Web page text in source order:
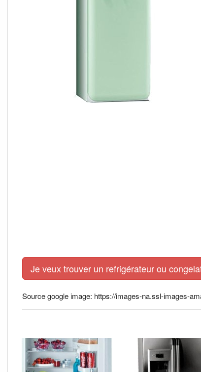
Je veux trouver un refrigérateur ou
Source google image: https://images-na.ssl-images-